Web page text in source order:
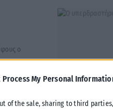
Process My Personal
of the sale, sharing to third
ο